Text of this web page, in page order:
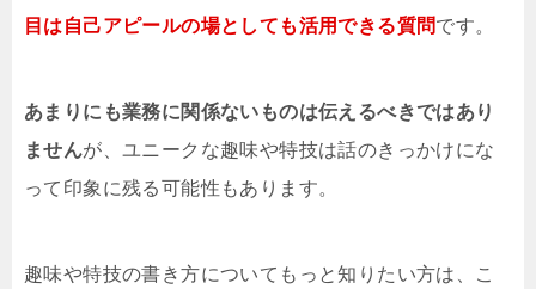
目は自己アピールの場としても活用できる質問です。
あまりにも業務に関係ないものは伝えるべきではあり
ませんが、ユニークな趣味や特技は話のきっかけにな
って印象に残る可能性もあります。
趣味や特技の書き方についてもっと知りたい方は、こ